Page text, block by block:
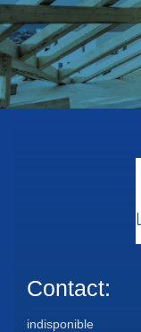
Contact:
indisponible